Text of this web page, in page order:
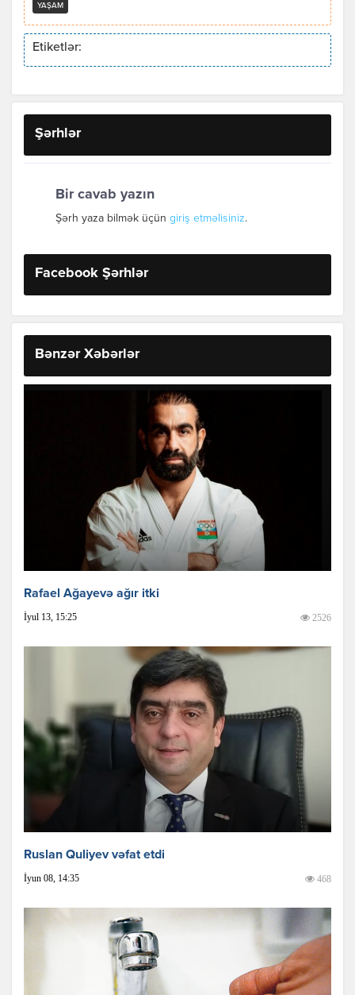
YAŞAM
Etiketlər:
Şərhlər
Bir cavab yazın
Şərh yaza bilmək üçün giriş etməlisiniz.
Facebook Şərhlər
Bənzər Xəbərlər
Rafael Ağayevə ağır itki
İyul 13, 15:25 2526
Ruslan Quliyev vəfat etdi
İyun 08, 14:35 468